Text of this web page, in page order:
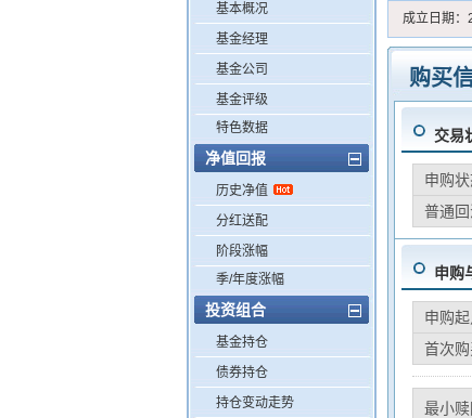
基本概况
基金经理
基金公司
基金评级
特色数据
净值回报
历史净值
分红送配
阶段涨幅
季/年度涨幅
投资组合
基金持仓
债券持仓
持仓变动走势
成立日期：
购买
交易
申购
普通
申购
申购
首次购
最小